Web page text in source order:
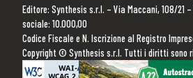
Editore: Synthesis s.r.l. – Via Maccani, 108/21
sociale: 10.000,00
Codice Fiscale e N. Iscrizione al Registro
Copyright © Synthesis s.r.l. Tutti i diritti sono